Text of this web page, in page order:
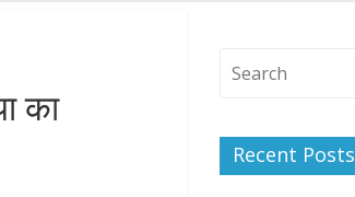
का
Recent Posts